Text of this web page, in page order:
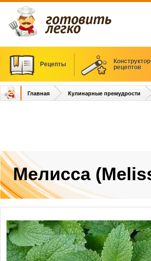
Рецепты
Конструктор
рецептов
Главная Кулинарные премудрости
Мелисса